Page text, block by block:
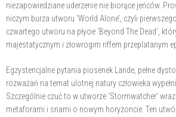
niezapowiedziane uderzenie nie biorące jeńców.
niczym burza utworu ‘World Alone’, czyli
czwartego utworu na płycie ‘Beyond The Dead’,
majestatycznym i złowrogim riffem przeplatanym
Egzystencjalne pytania piosenek Lande, pełne
rozważań na temat ulotnej natury człowieka
Szczególnie czuć to w utworze ‘Stormwatcher’
metaforami i snami o nowym horyzoncie. Ten